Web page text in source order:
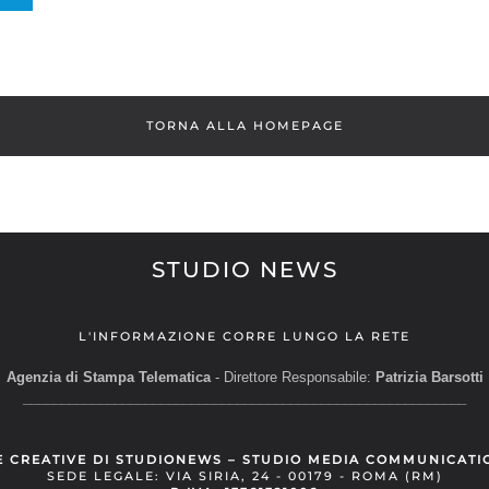
TORNA ALLA HOMEPAGE
STUDIO NEWS
L'INFORMAZIONE CORRE LUNGO LA RETE
Agenzia di Stampa Telematica- Direttore Responsabile: Patrizia Barsotti
CREATIVE DI STUDIONEWS – STUDIO MEDIA
SEDE LEGALE: VIA SIRIA, 24 - 00179 - ROMA (RM)